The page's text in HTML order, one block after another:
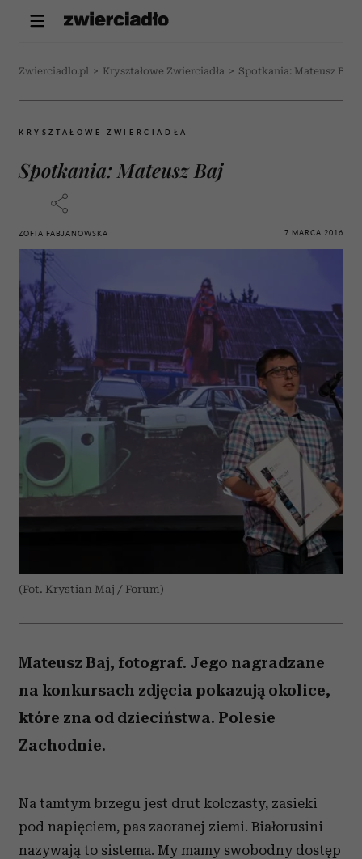
Zwierciadlo.pl > Kryształowe Zwierciadła > Spotkania: Mateusz Baj
KRYSZTAŁOWE ZWIERCIADŁA
Spotkania: Mateusz Baj
ZOFIA FABJANOWSKA 7 MARCA 2016
(Fot. Krystian Maj / Forum)
Mateusz Baj, fotograf. Jego nagradzane
na konkursach zdjęcia pokazują okolice,
które zna od dzieciństwa. Polesie
Zachodnie.
Na tamtym brzegu jest drut kolczasty, zasieki
pod napięciem, pas zaoranej ziemi. Białorusini
nazywają to sistema. My mamy swobodny dostęp